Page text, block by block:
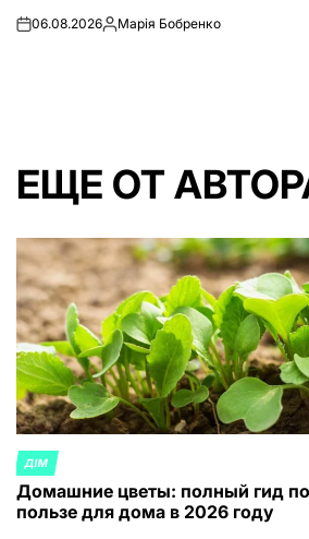
on06.08.2026Запись
Марія Бобренко
ЕЩЕ ОТ
ОПУБЛИКОВАНО
В
ДІМ
Домашние цветы: полный гид
пользе для дома в 2026 году